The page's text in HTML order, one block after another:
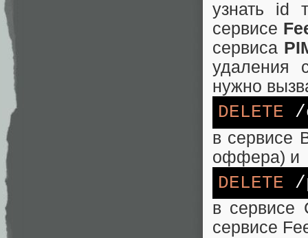
узнать id
сервисе
сервиса
удаления
нужно
DELETE /
в сервисе
оффера) и
DELETE /
в сервисе
сервисе